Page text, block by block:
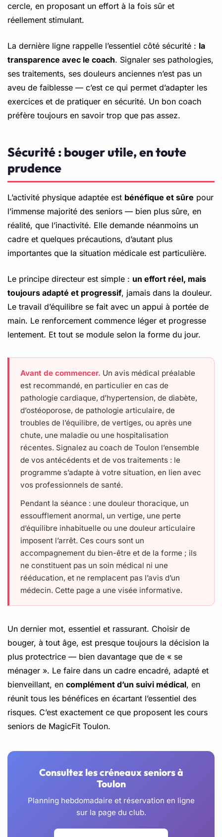
cercle, en proposant un effort à la fois sûr et
réellement stimulant.
La dernière ligne rappelle l’essentiel côté sécurité : la
transparence avec le coach. Signaler ses pathologies,
ses traitements, ses douleurs anciennes n’est pas un
aveu de faiblesse — c’est ce qui permet d’adapter les
exercices et de pratiquer en sécurité. Un bon coach
préfère toujours en savoir trop que pas assez.
Sécurité : bouger utile, en toute
prudence
L’activité physique adaptée est bénéfique et sûre pour
l’immense majorité des seniors — bien plus sûre, en
réalité, que l’inactivité. Elle demande néanmoins un
cadre et quelques précautions, d’autant plus
importantes que la situation médicale est particulière.
Le principe directeur est simple : un effort réel, mais
toujours adapté et progressif, jamais dans la douleur.
Le travail d’équilibre se fait avec un appui à portée de
main. Le renforcement commence léger et progresse
lentement. Et tout se module selon la forme du jour.
Avant de commencer. Un avis médical préalable
est recommandé, en particulier en cas de
pathologie cardiaque, d’hypertension, de diabète,
d’ostéoporose, de pathologie articulaire, de
troubles de l’équilibre, de vertiges, ou après une
chute, une maladie ou une hospitalisation
récentes. Signalez au coach de Toulon l’ensemble
de vos antécédents et de vos traitements : le
programme s’adapte à votre situation, en lien avec
vos professionnels de santé.
Pendant la séance : une douleur thoracique, un
essoufflement anormal, un vertige, une perte
d’équilibre inhabituelle ou une douleur articulaire
imposent l’arrêt. Ces cours sont un
accompagnement du bien-être et de la forme ; ils
ne constituent pas un soin médical ni une
rééducation, et ne remplacent pas l’avis d’un
médecin. Cette page a une visée informative.
Un dernier mot, essentiel et rassurant. Choisir de
bouger, à tout âge, est presque toujours la décision la
plus protectrice — bien davantage que de « se
ménager ». Le faire dans un cadre encadré, adapté et
bienveillant, en complément d’un suivi médical, en
réunit tous les bénéfices en écartant l’essentiel des
risques. C’est exactement ce que proposent les cours
seniors de MagicFit Toulon.
Consultez les créneaux seniors à
Toulon
Planning hebdomadaire et réservation en ligne
sur la page du club.